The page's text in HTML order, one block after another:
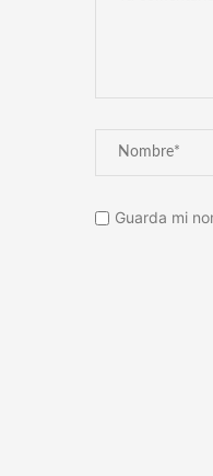
Guarda mi